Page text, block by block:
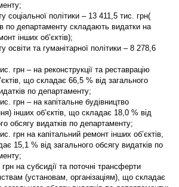
соціальної політики – 13 411,5 тис. грн(
по департаменту складають видатки на
інших об’єктів);
освіти та гуманітарної політики –8 278,6
грн – на реконструкції та реставрацію
що складає 66,5 % від загального
по департаменту;
грн – на капітальне будівництво
інших об’єктів, що складає 18,0 % від
обсягу видатків по департаменту;
грн на капітальний ремонт інших об’єктів,
15,1 % від загального обсягу видатків по
на субсидії та поточні трансферти
(установам, організаціям), що складає